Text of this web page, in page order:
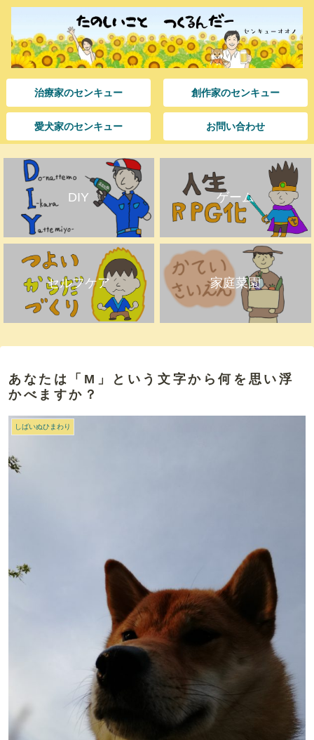
治療家のセンキュー 創作家のセンキュー
愛犬家のセンキュー お問い合わせ
DIY ゲーム
セルフケア 家庭菜園
あなたは「M」という文字から何を思い浮
かべますか？
しばいぬひまわり